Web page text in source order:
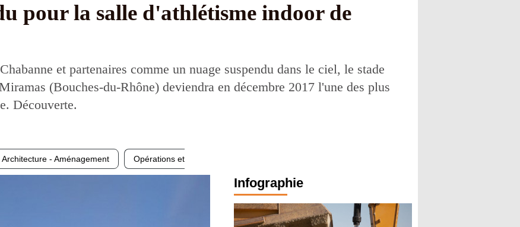
pour la salle d'athlétisme indoor de
et partenaires comme un nuage suspendu dans le ciel, le stade
(Bouches-du-Rhône) deviendra en décembre 2017 l'une des plus
Découverte.
Architecture - Aménagement
Opérations et
Infographie